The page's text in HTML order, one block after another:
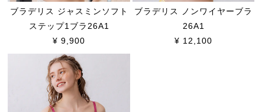
ブラデリス ジャスミンソフト
ステップ1ブラ26A1
¥ 9,900
ブラデリス ノンワイヤーブラ
26A1
¥ 12,100